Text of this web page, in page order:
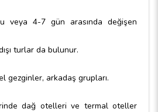
veya 4-7 gün arasında değişen
turlar da bulunur.
gezginler, arkadaş grupları.
dağ otelleri ve termal oteller